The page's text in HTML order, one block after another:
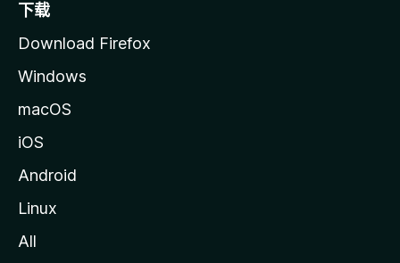
下载
Download Firefox
Windows
macOS
iOS
Android
Linux
All